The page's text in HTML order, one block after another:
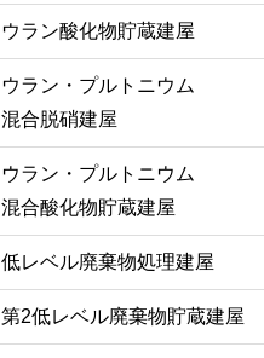
ウラン酸化物貯蔵建屋
ウラン・プルトニウム
混合脱硝建屋
ウラン・プルトニウム
混合酸化物貯蔵建屋
低レベル廃棄物処理建屋
第2低レベル廃棄物貯蔵建屋